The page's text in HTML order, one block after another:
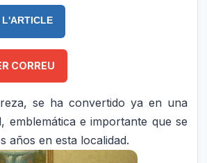
L'ARTICLE
CORREU
se ha convertido ya en una
emblemática e importante que se
años en esta localidad.